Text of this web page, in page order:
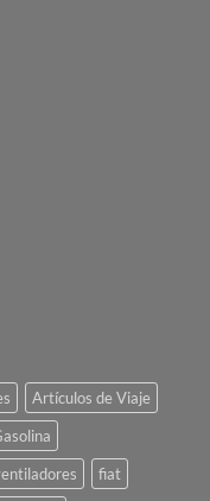
Artículos de Viaje
fiat